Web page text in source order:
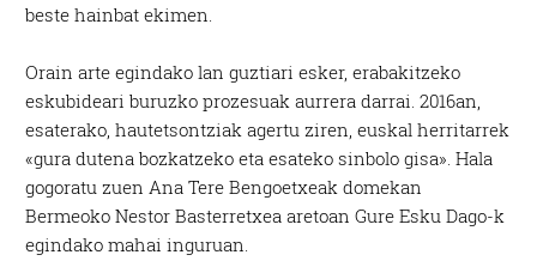
beste hainbat ekimen.
Orain arte egindako lan guztiari esker, erabakitzeko
eskubideari buruzko prozesuak aurrera darrai. 2016an,
esaterako, hautetsontziak agertu ziren, euskal herritarrek
«gura dutena bozkatzeko eta esateko sinbolo gisa». Hala
gogoratu zuen Ana Tere Bengoetxeak domekan
Bermeoko Nestor Basterretxea aretoan Gure Esku Dago-k
egindako mahai inguruan.